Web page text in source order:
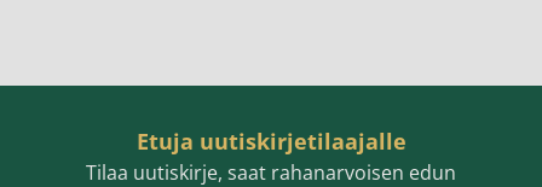
Etuja uutiskirjetilaajalle
Tilaa uutiskirje, saat rahanarvoisen edun